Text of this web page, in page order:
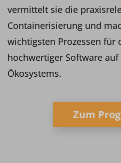
vermittelt sie die
Containerisierung und
wichtigsten Prozessen für
hochwertiger Software
Ökosystems.
Zum